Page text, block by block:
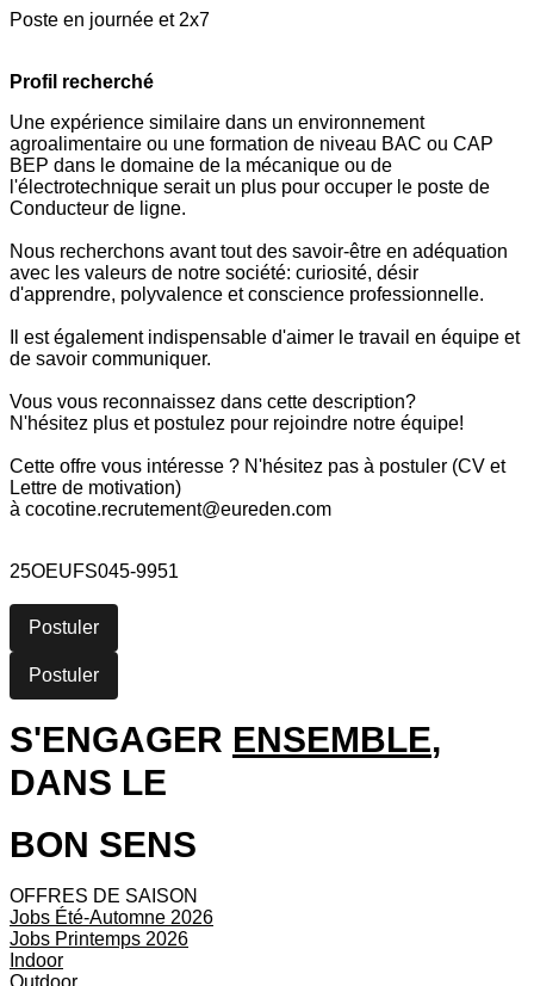
Poste en journée et 2x7
Profil recherché
Une expérience similaire dans un environnement
agroalimentaire ou une formation de niveau BAC ou CAP
BEP dans le domaine de la mécanique ou de
l'électrotechnique serait un plus pour occuper le poste de
Conducteur de ligne.
Nous recherchons avant tout des savoir-être en adéquation
avec les valeurs de notre société: curiosité, désir
d'apprendre, polyvalence et conscience professionnelle.
Il est également indispensable d'aimer le travail en équipe et
de savoir communiquer.
Vous vous reconnaissez dans cette description?
N'hésitez plus et postulez pour rejoindre notre équipe!
Cette offre vous intéresse ? N'hésitez pas à postuler (CV et
Lettre de motivation)
à cocotine.recrutement@eureden.com
25OEUFS045-9951
Postuler
Postuler
S'ENGAGER ENSEMBLE,
DANS LE
BON SENS
OFFRES DE SAISON
Jobs Été-Automne 2026
Jobs Printemps 2026
Indoor
Outdoor